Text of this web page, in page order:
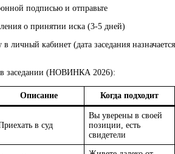
подписью и отправьте
о принятии иска (3-5 дней)
личный кабинет (дата заседания назначается
в заседании (НОВИНКА 2026):
Описание Когда подходит
в суд
Вы уверены в своей
позиции, есть
свидетели